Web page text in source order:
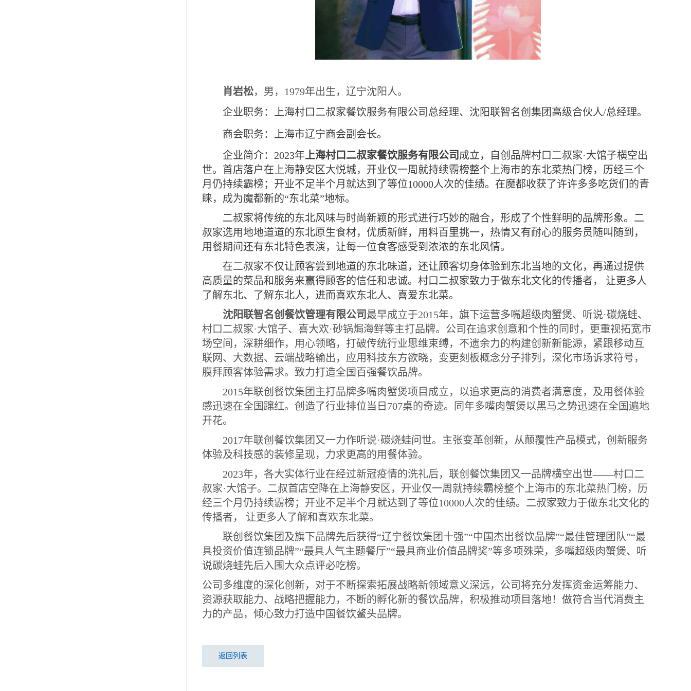
肖岩松，男， 1979年出生，辽宁沈阳人。
企业职务：上海村口二叔家餐饮服务有限公司总经理、沈阳联智名创集团高级合伙人/总经理。
商会职务：上海市辽宁商会副会长。
企业简介： 2023年上海村口二叔家餐饮服务有限公司成立，自创品牌村口二叔家·大馆子横空出
世。首店落户在上海静安区大悦城，开业仅一周就持续霸榜整个上海市的东北菜热门榜，历经三个
月仍持续霸榜；开业不足半个月就达到了等位10000人次的佳绩。在魔都收获了许许多多吃货们的青
睐，成为魔都新的“东北菜”地标。
二叔家将传统的东北风味与时尚新颖的形式进行巧妙的融合，形成了个性鲜明的品牌形象。二
叔家选用地地道道的东北原生食材，优质新鲜，用料百里挑一，热情又有耐心的服务员随叫随到，
用餐期间还有东北特色表演，让每一位食客感受到浓浓的东北风情。
在二叔家不仅让顾客尝到地道的东北味道，还让顾客切身体验到东北当地的文化，再通过提供
高质量的菜品和服务来赢得顾客的信任和忠诚。村口二叔家致力于做东北文化的传播者， 让更多人
了解东北、了解东北人，进而喜欢东北人、喜爱东北菜。
沈阳联智名创餐饮管理有限公司最早成立于2015年，旗下运营多嘴超级肉蟹煲、听说·碳烧蛙、
村口二叔家·大馆子、喜大欢·砂锅焗海鲜等主打品牌。公司在追求创意和个性的同时，更重视拓宽市
场空间，深耕细作，用心领略，打破传统行业思维束缚，不遗余力的构建创新新能源，紧跟移动互
联网、大数据、云端战略输出，应用科技东方欲晓，变更刻板概念分子排列，深化市场诉求符号，
膜拜顾客体验需求。致力打造全国百强餐饮品牌。
2015年联创餐饮集团主打品牌多嘴肉蟹煲项目成立，以追求更高的消费者满意度，及用餐体验
感迅速在全国蹿红。创造了行业排位当日 707桌的奇迹。同年多嘴肉蟹煲以黑马之势迅速在全国遍地
开花。
2017年联创餐饮集团又一力作听说·碳烧蛙问世。主张变革创新，从颠覆性产品模式，创新服务
体验及科技感的装修呈现，力求更高的用餐体验。
2023年，各大实体行业在经过新冠疫情的洗礼后，联创餐饮集团又一品牌横空出世——村口二
叔家·大馆子。二叔首店空降在上海静安区，开业仅一周就持续霸榜整个上海市的东北菜热门榜，历
经三个月仍持续霸榜；开业不足半个月就达到了等位10000人次的佳绩。二叔家致力于做东北文化的
传播者， 让更多人了解和喜欢东北菜。
联创餐饮集团及旗下品牌先后获得“辽宁餐饮集团十强”“中国杰出餐饮品牌”“最佳管理团队”“最
具投资价值连锁品牌”“最具人气主题餐厅”“最具商业价值品牌奖”等多项殊荣，多嘴超级肉蟹煲、听
说碳烧蛙先后入围大众点评必吃榜。
公司多维度的深化创新，对于不断探索拓展战略新领域意义深远，公司将充分发挥资金运筹能力、
资源获取能力、战略把握能力，不断的孵化新的餐饮品牌，积极推动项目落地！做符合当代消费主
力的产品，倾心致力打造中国餐饮鳌头品牌。
返回列表